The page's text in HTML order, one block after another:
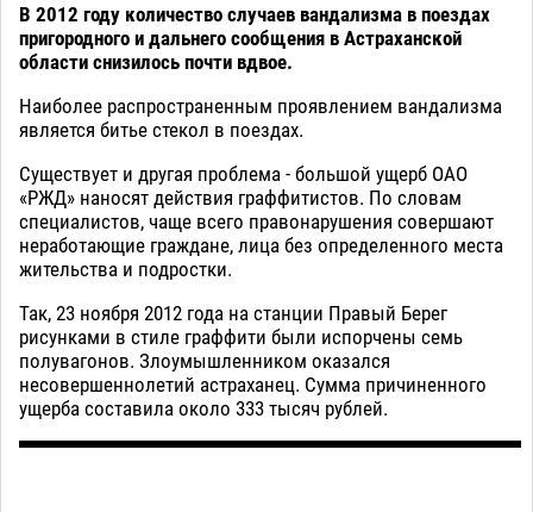
В 2012 году количество случаев вандализма в поездах
пригородного и дальнего сообщения в Астраханской
области снизилось почти вдвое.
Наиболее распространенным проявлением вандализма
является битье стекол в поездах.
Существует и другая проблема - большой ущерб ОАО
«РЖД» наносят действия граффитистов. По словам
специалистов, чаще всего правонарушения совершают
неработающие граждане, лица без определенного места
жительства и подростки.
Так, 23 ноября 2012 года на станции Правый Берег
рисунками в стиле граффити были испорчены семь
полувагонов. Злоумышленником оказался
несовершеннолетий астраханец. Сумма причиненного
ущерба составила около 333 тысяч рублей.